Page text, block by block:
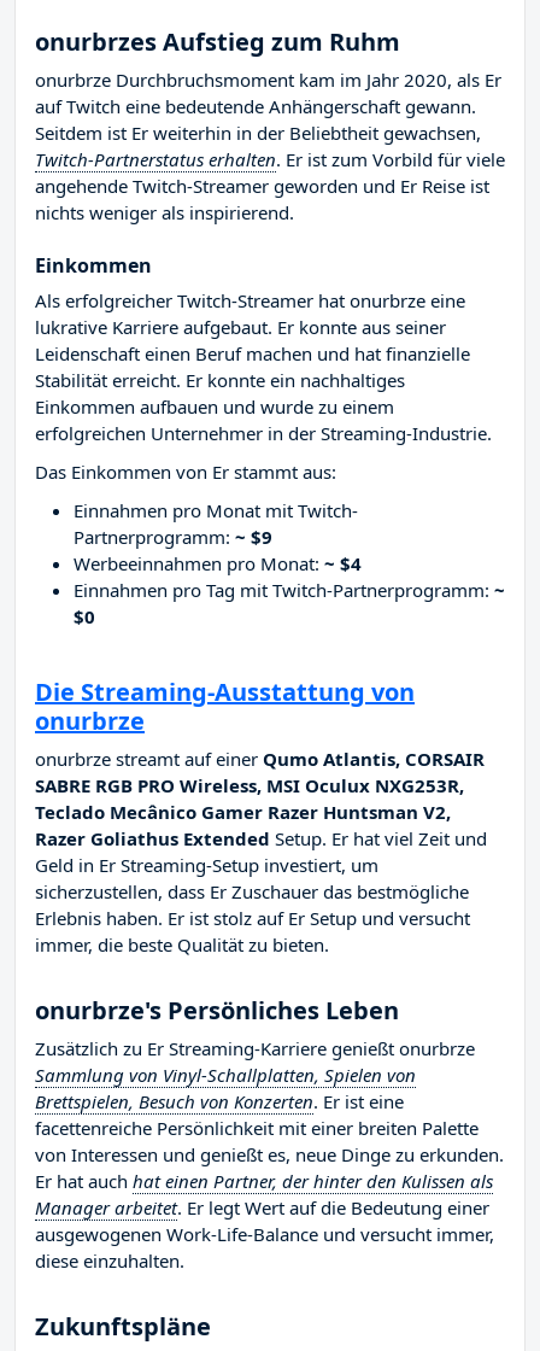
onurbrzes Aufstieg zum Ruhm
onurbrze Durchbruchsmoment kam im Jahr 2020, als Er
auf Twitch eine bedeutende Anhängerschaft gewann.
Seitdem ist Er weiterhin in der Beliebtheit gewachsen,
Twitch-Partnerstatus erhalten. Er ist zum Vorbild für viele
angehende Twitch-Streamer geworden und Er Reise ist
nichts weniger als inspirierend.
Einkommen
Als erfolgreicher Twitch-Streamer hat onurbrze eine
lukrative Karriere aufgebaut. Er konnte aus seiner
Leidenschaft einen Beruf machen und hat finanzielle
Stabilität erreicht. Er konnte ein nachhaltiges
Einkommen aufbauen und wurde zu einem
erfolgreichen Unternehmer in der Streaming-Industrie.
Das Einkommen von Er stammt aus:
Einnahmen pro Monat mit Twitch-
Partnerprogramm: ~ $9
Werbeeinnahmen pro Monat: ~ $4
Einnahmen pro Tag mit Twitch-Partnerprogramm: ~
$0
Die Streaming-Ausstattung von
onurbrze
onurbrze streamt auf einer Qumo Atlantis, CORSAIR
SABRE RGB PRO Wireless, MSI Oculux NXG253R,
Teclado Mecânico Gamer Razer Huntsman V2,
Razer Goliathus Extended Setup. Er hat viel Zeit und
Geld in Er Streaming-Setup investiert, um
sicherzustellen, dass Er Zuschauer das bestmögliche
Erlebnis haben. Er ist stolz auf Er Setup und versucht
immer, die beste Qualität zu bieten.
onurbrze's Persönliches Leben
Zusätzlich zu Er Streaming-Karriere genießt onurbrze
Sammlung von Vinyl-Schallplatten, Spielen von
Brettspielen, Besuch von Konzerten. Er ist eine
facettenreiche Persönlichkeit mit einer breiten Palette
von Interessen und genießt es, neue Dinge zu erkunden.
Er hat auch hat einen Partner, der hinter den Kulissen als
Manager arbeitet. Er legt Wert auf die Bedeutung einer
ausgewogenen Work-Life-Balance und versucht immer,
diese einzuhalten.
Zukunftspläne